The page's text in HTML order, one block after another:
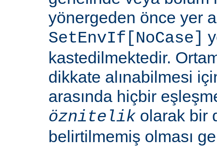
yönergeden önce yer
SetEnvIf[NoCase]
kastedilmektedir.
dikkate alınabilmesi
arasında hiçbir
öznitelik olarak bir
belirtilmemiş olması